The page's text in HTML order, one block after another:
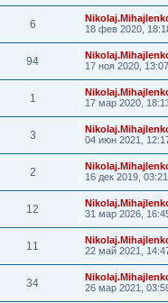
6
18 фев 2020,
94
17 ноя 2020, 13:07
1
17 мар 2020,
3
04 июн 2021,
2
16 дек 2019, 03:21
12
31 мар 2026,
11
22 май 2021,
34
26 мар 2021,